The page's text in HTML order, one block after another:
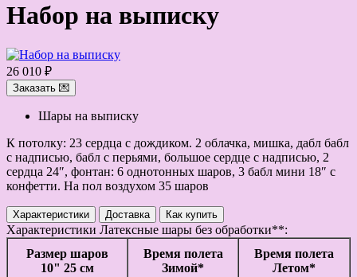
Набор на выписку
26 010 ₽
Заказать 💌
Шары на выписку
К потолку: 23 сердца с дождиком. 2 облачка, мишка, дабл бабл
с надписью, бабл с перьями, большое сердце с надписью, 2
сердца 24″, фонтан: 6 однотонных шаров, 3 бабл мини 18″ с
конфетти. На пол воздухом 35 шаров
Характеристики Доставка Как купить
Характеристики Латексные шары без обработки**:
Размер шаров
10" 25 см
Время полета
Зимой*
Время полета
Летом*